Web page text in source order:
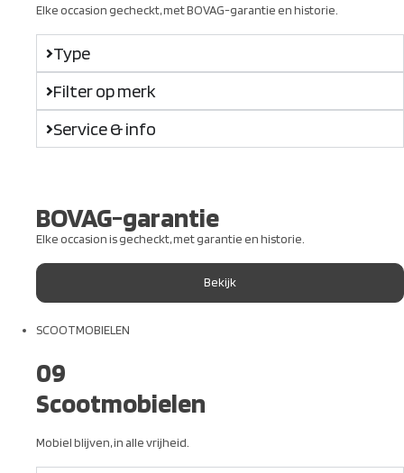
Elke occasion gecheckt, met BOVAG-garantie en historie.
Type
Filter op merk
Service & info
BOVAG-garantie
Elke occasion is gecheckt, met garantie en historie.
Bekijk
SCOOTMOBIELEN
09
Scootmobielen
Mobiel blijven, in alle vrijheid.